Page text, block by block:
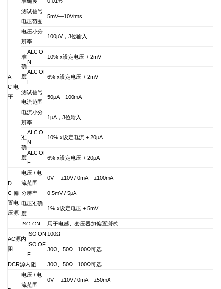
A
C电
平
测试信号
电压范围
5mV—10Vrms
电压小分
辨率
100μV，3位输入
准
确
度
ALC O
N
10% x设定电压 + 2mV
ALC OF
F
6% x设定电压 + 2mV
测试信号
电流范围
50μA—100mA
电流小分
辨率
1μA，3位输入
准
确
度
ALC O
N
10% x设定电流 + 20μA
ALC OF
F
6% x设定电压 + 20μA
D
C偏
置电
压源
电压 / 电
流范围
0V— ±10V / 0mA—±100mA
分辨率 0.5mV / 5μA
电压准确
度
1% x设定电压 + 5mV
ISO ON 用于电感、变压器加偏置测试
AC源内
阻
ISO ON 100Ω
ISO OF
F
30Ω、50Ω、100Ω可选
DCR源内阻 30Ω、50Ω、100Ω可选
电压 / 电
流范围
0V— ±10V / 0mA—±50mA